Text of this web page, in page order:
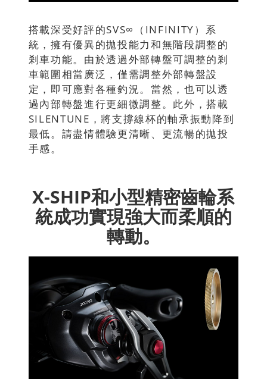
搭載深受好評的SVS∞（INFINITY）系
統，擁有優異的拋投能力和無階段調整的
剎車功能。由於透過外部轉盤可調整的剎
車範圍相當廣泛，僅需調整外部轉盤設
定，即可應對各種釣況。當然，也可以透
過內部轉盤進行更細微調整。此外，搭載
SILENTUNE，將支撐線杯的軸承振動降到
最低。請盡情體驗更清晰、更流暢的拋投
手感。
X-SHIP和小型精密齒輪系
統成功實現強大而柔順的
轉動。